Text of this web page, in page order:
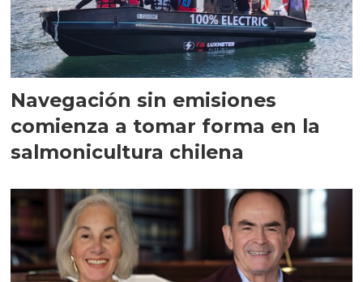
Navegación sin emisiones
comienza a tomar forma en la
salmonicultura chilena